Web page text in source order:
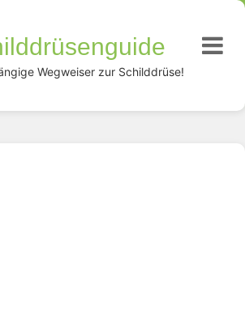
Wegweiser zur Schilddrüse!